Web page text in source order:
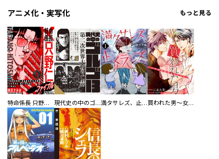
アニメ化・実写化 もっと見る
特命係長 只野仁ファイナル 愛蔵版 現代史の中のゴルゴ13 満タサレズ、止メラレズ 買われた男～女性限定快感セラピスト～【描き下ろしおまけ付き特装版】